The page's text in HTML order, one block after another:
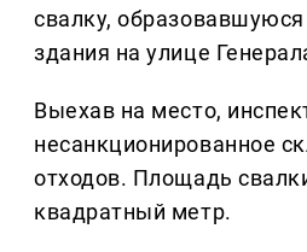
свалку, образовавшуюся
здания на улице
Выехав на место,
несанкционированное
отходов. Площадь
квадратный метр.